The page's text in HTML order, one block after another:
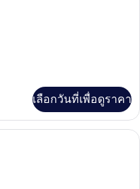
เลือกวันที่เพื่อดูราคา